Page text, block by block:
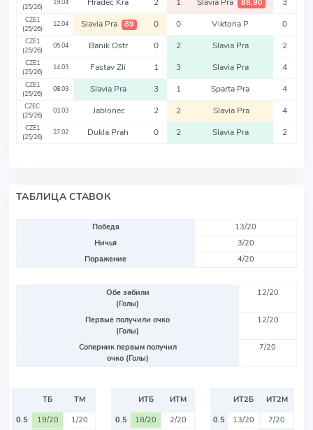
(25/26)
19.04 Hradec Kra 2 1 Slavia Pra 88,90 3
CZE1
(25/26)
12.04 Slavia Pra 89 0 0 Viktoria P 0
CZE1
(25/26)
05.04 Banik Ostr 0 2 Slavia Pra 2
CZE1
(25/26)
14.03 Fastav Zli 1 3 Slavia Pra 4
CZE1
(25/26)
08.03 Slavia Pra 3 1 Sparta Pra 4
CZEC
(25/26)
03.03 Jablonec 2 2 Slavia Pra 4
CZE1
(25/26)
27.02 Dukla Prah 0 2 Slavia Pra 2
ТАБЛИЦА СТАВОК
Победа
13/20
Ничья
3/20
Поражение
4/20
Обе забили
(Голы)
12/20
Первые получили очко
(Голы)
12/20
Соперник первым получил
очко (Голы)
7/20
ТБ
ТМ
0.5
19/20
1/20
ИТБ
ИТМ
0.5
18/20
2/20
ИТ2Б
ИТ2М
0.5
13/20
7/20